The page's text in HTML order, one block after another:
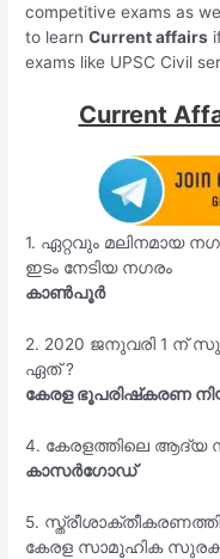
competitive exams as
to learnCurrent affairs
exams like UPSC Civil
Current
1. ഏറ്റവും മലിനമായ
ഇടം നേടിയ നഗരം
കാൺപൂർ
2. 2020 ജനുവരി 1 ന്
ഏത് ?
കേരള ഭൂപരിഷ്‌കരണ
4. കേരളത്തിലെ
കാസർഗോഡ്
5.
കേരള സാമൂഹിക